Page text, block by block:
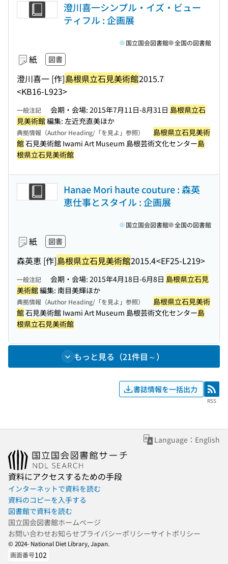
澄川喜一シンプル・イズ・ビュー
ティフル : 企画展
紙 図書
澄川喜一 [作]島根県立石見美術館2015.7
<KB16-L923>
国立国会図書館 全国の図書館
一般注記 会期・会場: 2015年7月11日-8月31日 島根県立石
見美術館編集: 左近充直美ほか
典拠情報（Author Heading/「を見よ」参照）
島根県立石見美術
館石見美術館 Iwami Art Museum 島根芸術文化センター島
根県立石見美術館
Hanae Mori haute couture : 森英
恵仕事とスタイル : 企画展
紙 図書
森英恵 [作]島根県立石見美術館2015.4<EF25-L219>
国立国会図書館 全国の図書館
一般注記 会期・会場: 2015年4月18日-6月8日 島根県立石見
美術館編集: 南目美輝ほか
典拠情報（Author Heading/「を見よ」参照）
島根県立石見美術
館石見美術館 Iwami Art Museum 島根芸術文化センター島
根県立石見美術館
もっと見る（21件目～）
書誌情報を一括出力 RSS
RSS
Language：English
資料にアクセスするための手段
インターネットで資料を読む
資料のコピーを入手する
図書館で資料を読む
国立国会図書館ホームページ
お問い合わせお知らせプライバシーポリシーサイトポリシー
© 2024- National Diet Library, Japan.
画面番号102